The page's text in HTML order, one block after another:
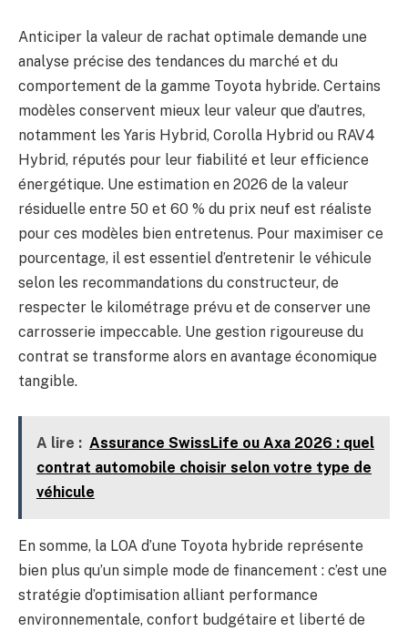
Anticiper la valeur de rachat optimale demande une
analyse précise des tendances du marché et du
comportement de la gamme Toyota hybride. Certains
modèles conservent mieux leur valeur que d’autres,
notamment les Yaris Hybrid, Corolla Hybrid ou RAV4
Hybrid, réputés pour leur fiabilité et leur efficience
énergétique. Une estimation en 2026 de la valeur
résiduelle entre 50 et 60 % du prix neuf est réaliste
pour ces modèles bien entretenus. Pour maximiser ce
pourcentage, il est essentiel d’entretenir le véhicule
selon les recommandations du constructeur, de
respecter le kilométrage prévu et de conserver une
carrosserie impeccable. Une gestion rigoureuse du
contrat se transforme alors en avantage économique
tangible.
A lire : Assurance SwissLife ou Axa 2026 : quel
contrat automobile choisir selon votre type de
véhicule
En somme, la LOA d’une Toyota hybride représente
bien plus qu’un simple mode de financement : c’est une
stratégie d’optimisation alliant performance
environnementale, confort budgétaire et liberté de